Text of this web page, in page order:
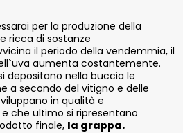
per la produzione della
ricca di sostanze
il periodo della vendemmia, il
aumenta costantemente.
depositano nella buccia le
a secondo del vitigno e delle
in qualità e
che ultimo si ripresentano
finale, la grappa.